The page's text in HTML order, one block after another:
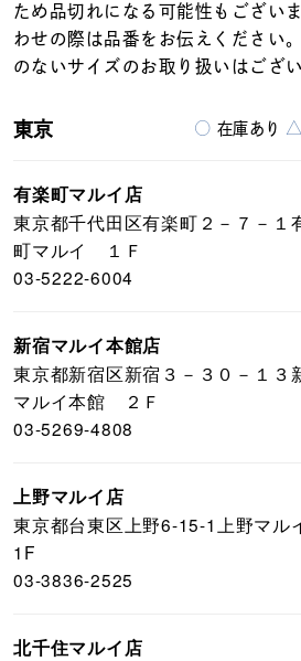
ため品切れになる可能性もござい
わせの際は品番をお伝えください
のないサイズのお取り扱いはござ
○ 在庫あり △
東京
有楽町マルイ店
東京都千代田区有楽町２－７－１
町マルイ １Ｆ
03-5222-6004
新宿マルイ本館店
東京都新宿区新宿３－３０－１３
マルイ本館 ２Ｆ
03-5269-4808
上野マルイ店
東京都台東区上野6-15-1上野マル
1F
03-3836-2525
北千住マルイ店